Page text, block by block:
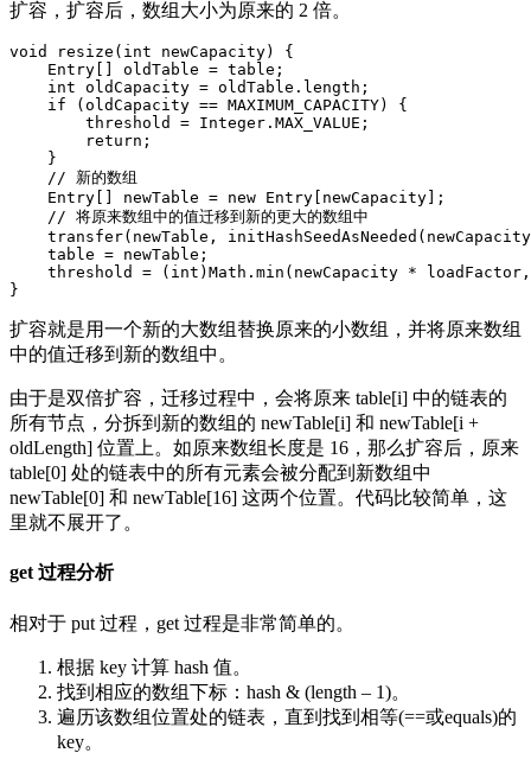
扩容，扩容后，数组大小为原来的 2 倍。
void resize ( int newCapacity)
{
Entry
oldTable = table ;
int oldCapacity = oldTable . length ;
if
( oldCapacity == MAXIMUM_CAPACITY)
{
threshold
= Integer . MAX_VALUE ;
return ;
}
//
新的数组
Entry
newTable = new Entry newCapacity
;
// 将原来数组中的值迁移到新的更大的数组中
transfer( newTable , initHashSeedAsNeeded ( newCapacity
table = newTable ;
threshold
= ( int ) Math . min ( newCapacity * loadFactor ,
}
扩容就是用一个新的大数组替换原来的小数组，并将原来数组
中的值迁移到新的数组中。
由于是双倍扩容，迁移过程中，会将原来 table[i] 中的链表的
所有节点，分拆到新的数组的 newTable[i] 和 newTable[i +
oldLength] 位置上。如原来数组长度是 16，那么扩容后，原来
table[0] 处的链表中的所有元素会被分配到新数组中
newTable[0] 和 newTable[16] 这两个位置。代码比较简单，这
里就不展开了。
get 过程分析
相对于 put 过程，get 过程是非常简单的。
根据 key 计算 hash 值。
找到相应的数组下标：hash & (length – 1)。
遍历该数组位置处的链表，直到找到相等(==或equals)的
key。